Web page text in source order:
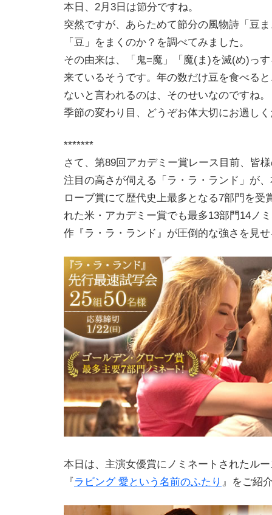
本日、2月3日は節分ですね。
突然ですが、あらためて節分の風物詩「豆
「豆」をまくのか？を調べてみました。
その由来は、「鬼=魔」「魔(ま)を滅(め)っ
来ているそうです。年の数だけ豆を食べる
ないと言われるのは、そのせいなのですね。
季節の変わり目、どうぞお体大切にお過し
*******
さて、第89回アカデミー賞レース目前、皆
注目の高さが伺える「ラ・ラ・ランド」が
ローブ賞にて歴代史上最多となる7部門を受
れた米・アカデミー賞でも最多13部門14ノ
作『ラ・ラ・ランド』が圧倒的な強さを見
本日は、主演女優賞にノミネートされたル
『ラビング 愛という名前のふたり 』をご紹